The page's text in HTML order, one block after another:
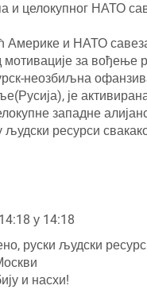
и целокупног НАТО
Америке и НАТО
за вођење
неозбиљна
је
западне
људски ресурси
у 14:18
ено, руски људски
и насхи!